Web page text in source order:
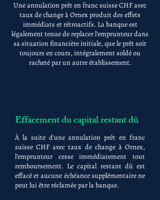
Une annulation prêt en franc suisse CHF avec
taux de change à Ornex produit des effets
immédiats et rétroactifs. La banque est
légalement tenue de replacer l'emprunteur dans
sa situation financière initiale, que le prêt soit
toujours en cours, intégralement soldé ou
racheté par un autre établissement.
Effacement du capital restant dû
À la suite d'une annulation prêt en franc
suisse CHF avec taux de change à Ornex,
l'emprunteur cesse immédiatement tout
remboursement. Le capital restant dû est
effacé et aucune échéance supplémentaire ne
peut lui être réclamée par la banque.